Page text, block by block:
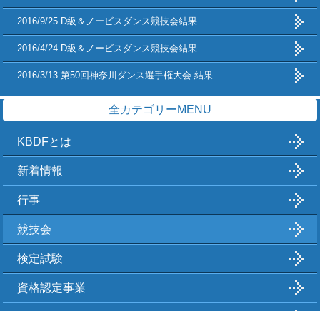
2016/9/25 D級＆ノービスダンス競技会結果
2016/4/24 D級＆ノービスダンス競技会結果
2016/3/13 第50回神奈川ダンス選手権大会 結果
全カテゴリーMENU
KBDFとは
新着情報
行事
競技会
検定試験
資格認定事業